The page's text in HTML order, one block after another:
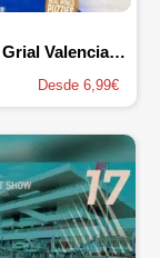
El Santo Grial Valencia - Juego de exploración
Desde 6,99€